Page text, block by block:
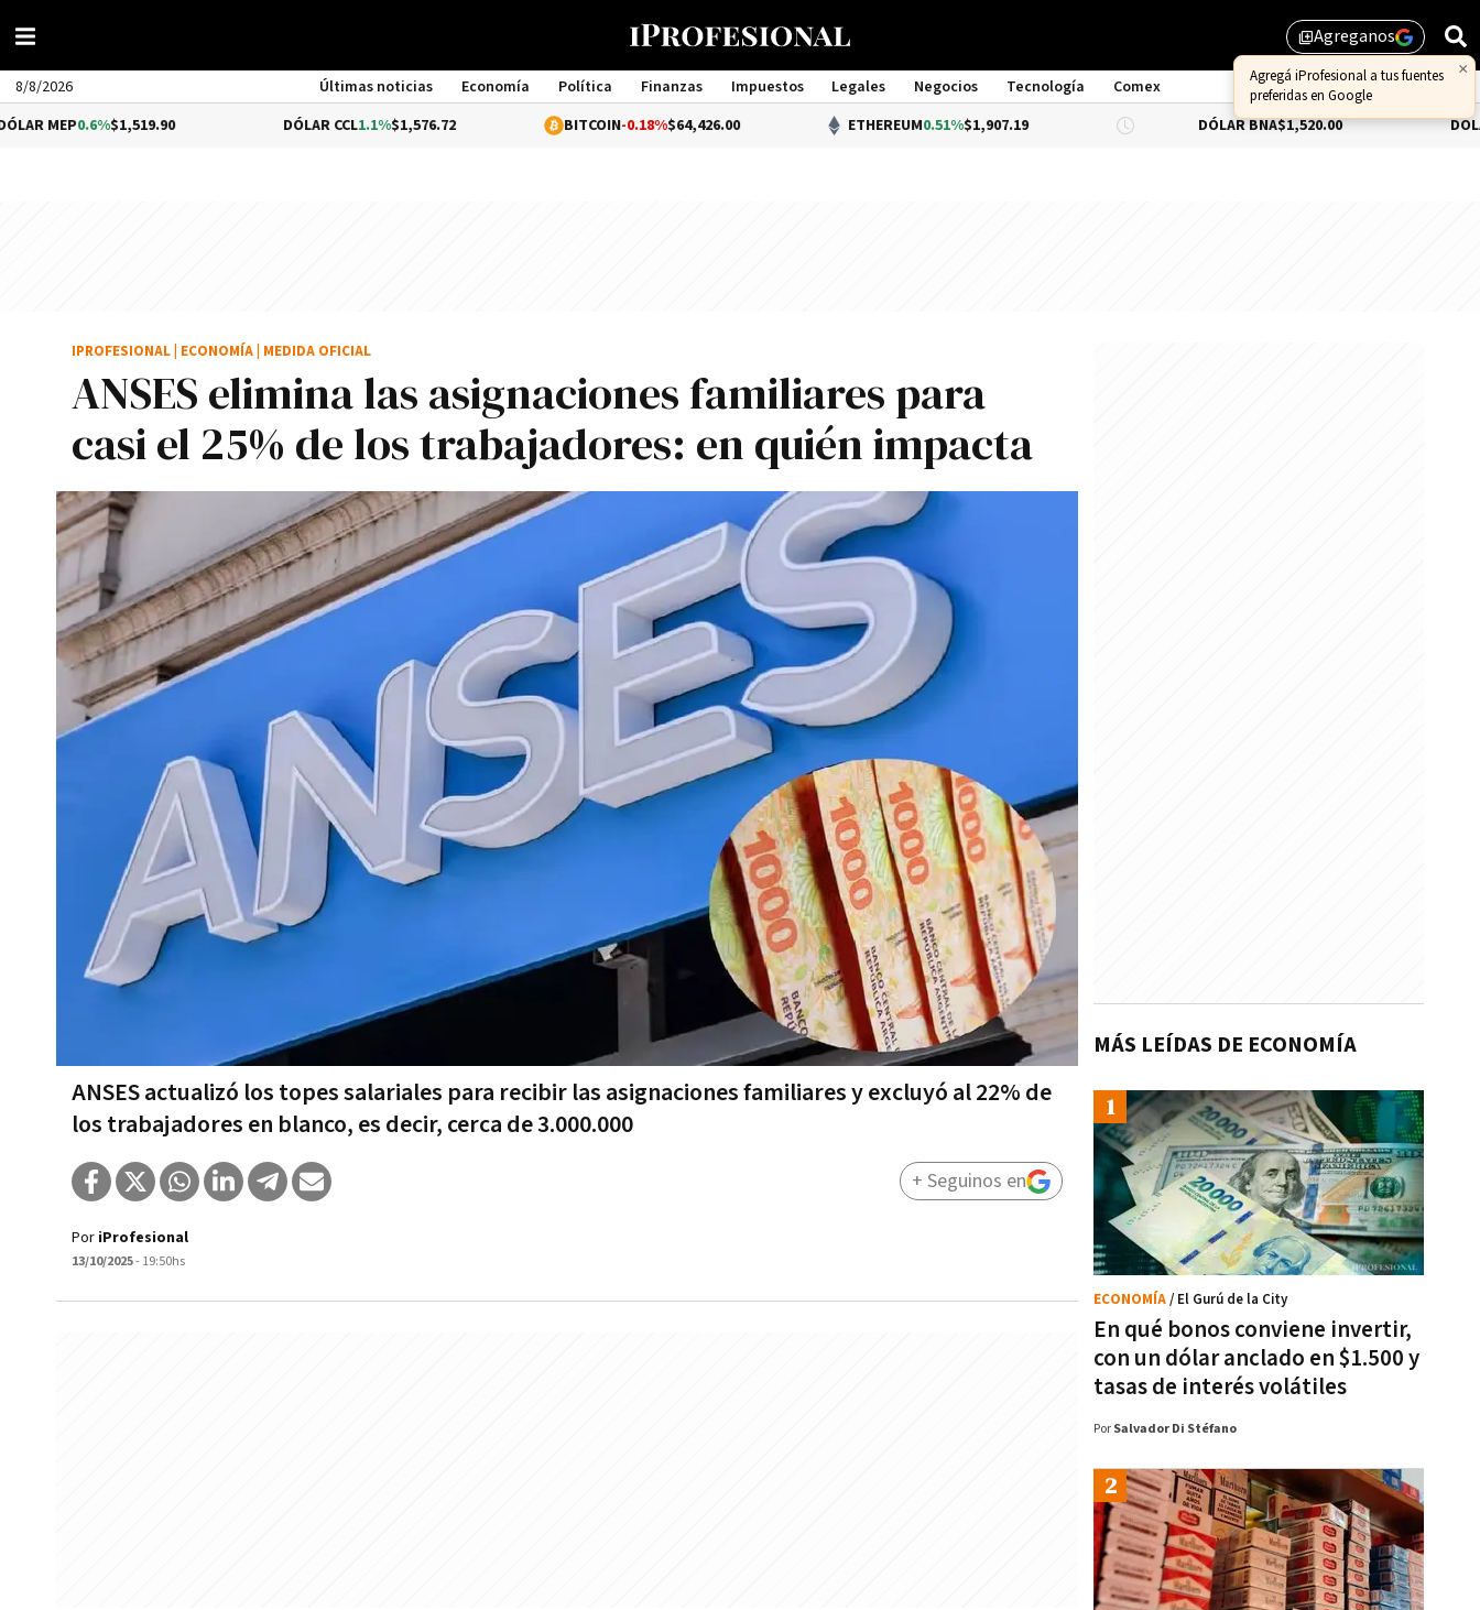
library_addAgreganos
×
Agregá iProfesional a tus fuentes
preferidas en Google
8/8/2026 Últimas noticias Economía Política Finanzas Impuestos Legales Negocios Tecnología
Comex
Management
0.6%$1,519.90 1.1%$1,576.72 BITCOIN-0.18%$64,426.00 ETHEREUM 0.51%$1,907.19 DÓLAR BNA$1,520.00 DÓLAR BLUE-
ANSES elimina las asignaciones familiares para
casi el 25% de los trabajadores: en quién impacta
ANSES actualizó los topes salariales para recibir las asignaciones familiares y excluyó al 22% de
los trabajadores en blanco, es decir, cerca de 3.000.000
IPROFESIONAL ECONOMÍA MEDIDA OFICIAL
Por iProfesional
13/10/2025- 19:50hs
+ Seguinos en
MÁS LEÍDAS DE ECONOMÍA
En qué bonos conviene invertir,
con un dólar anclado en $1.500 y
tasas de interés volátiles
ECONOMÍA/ El Gurú de la City
Por Salvador Di Stéfano